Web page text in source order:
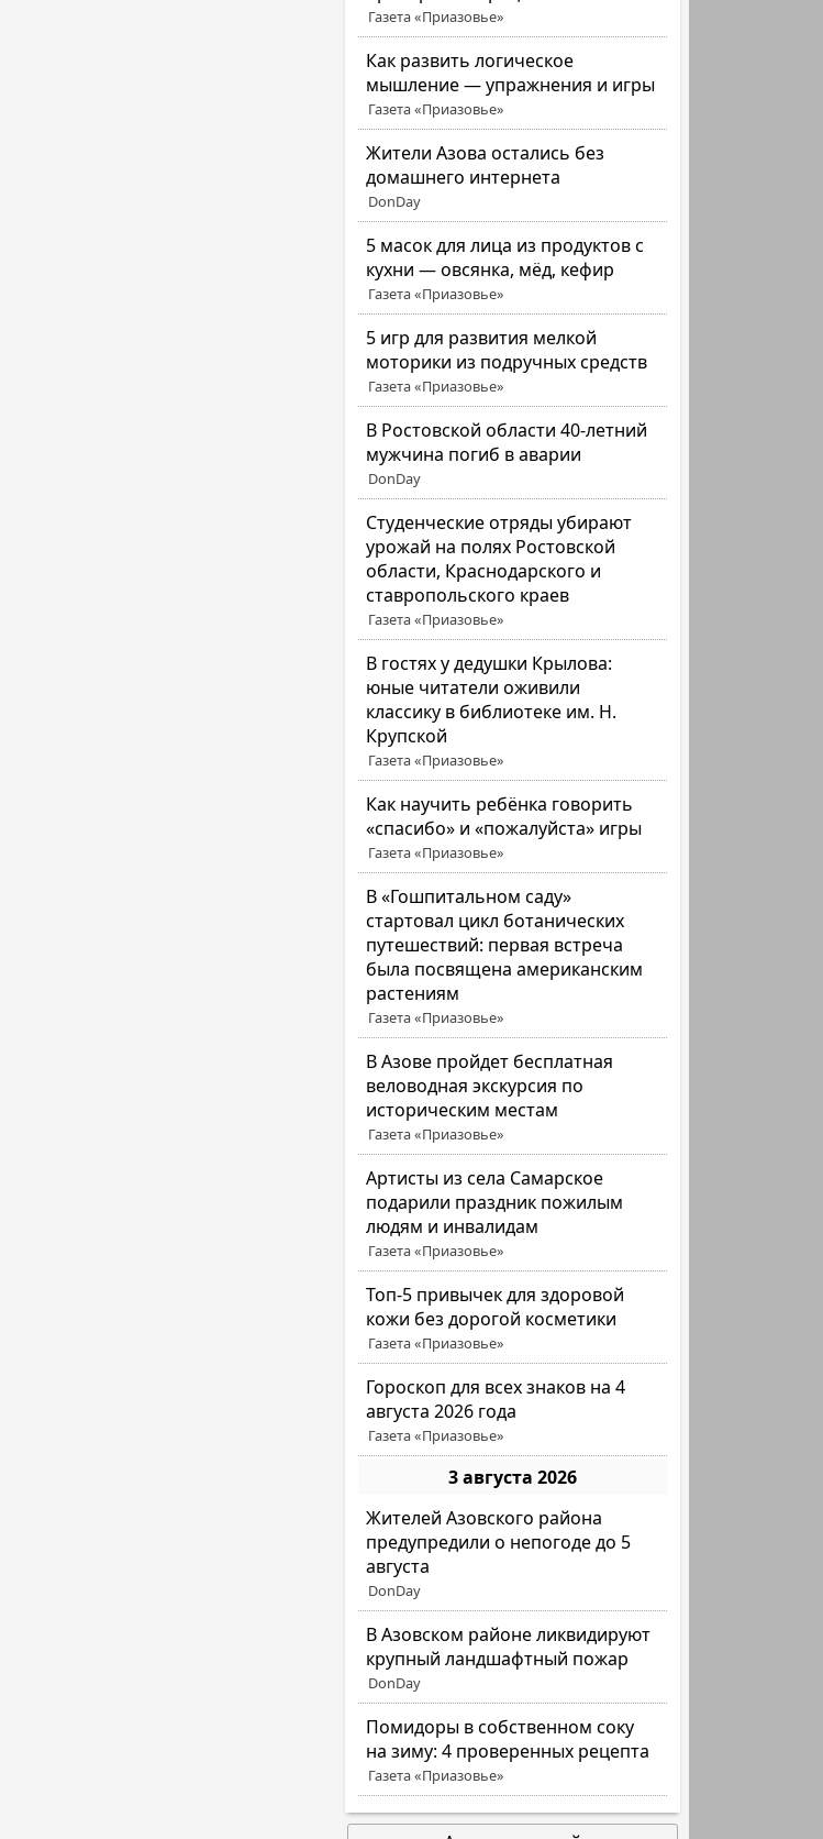
Газета «Приазовье»
Как развить логическое
мышление — упражнения и игры
Газета «Приазовье»
Жители Азова остались без
домашнего интернета
DonDay
5 масок для лица из продуктов с
кухни — овсянка, мёд, кефир
Газета «Приазовье»
5 игр для развития мелкой
моторики из подручных средств
Газета «Приазовье»
В Ростовской области 40-летний
мужчина погиб в аварии
DonDay
Студенческие отряды убирают
урожай на полях Ростовской
области, Краснодарского и
ставропольского краев
Газета «Приазовье»
В гостях у дедушки Крылова:
юные читатели оживили
классику в библиотеке им. Н.
Крупской
Газета «Приазовье»
Как научить ребёнка говорить
«спасибо» и «пожалуйста» игры
Газета «Приазовье»
В «Гошпитальном саду»
стартовал цикл ботанических
путешествий: первая встреча
была посвящена американским
растениям
Газета «Приазовье»
В Азове пройдет бесплатная
веловодная экскурсия по
историческим местам
Газета «Приазовье»
Артисты из села Самарское
подарили праздник пожилым
людям и инвалидам
Газета «Приазовье»
Топ-5 привычек для здоровой
кожи без дорогой косметики
Газета «Приазовье»
Гороскоп для всех знаков на 4
августа 2026 года
Газета «Приазовье»
3 августа 2026
Жителей Азовского района
предупредили о непогоде до 5
августа
DonDay
В Азовском районе ликвидируют
крупный ландшафтный пожар
DonDay
Помидоры в собственном соку
на зиму: 4 проверенных рецепта
Газета «Приазовье»